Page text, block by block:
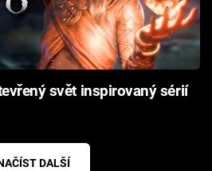
svět inspirovaný sérií
DALŠÍ